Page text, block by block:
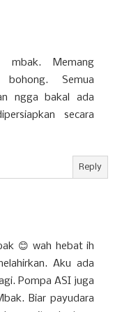
mbak. Memang
Semua
ngga bakal ada
secara
Reply
😊 wah hebat ih
Aku ada
Pompa ASI juga
Biar payudara